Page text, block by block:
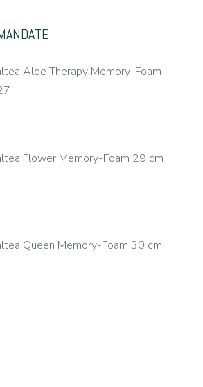
Aloe Therapy Memory-Foam
Flower Memory-Foam 29 cm
Queen Memory-Foam 30 cm